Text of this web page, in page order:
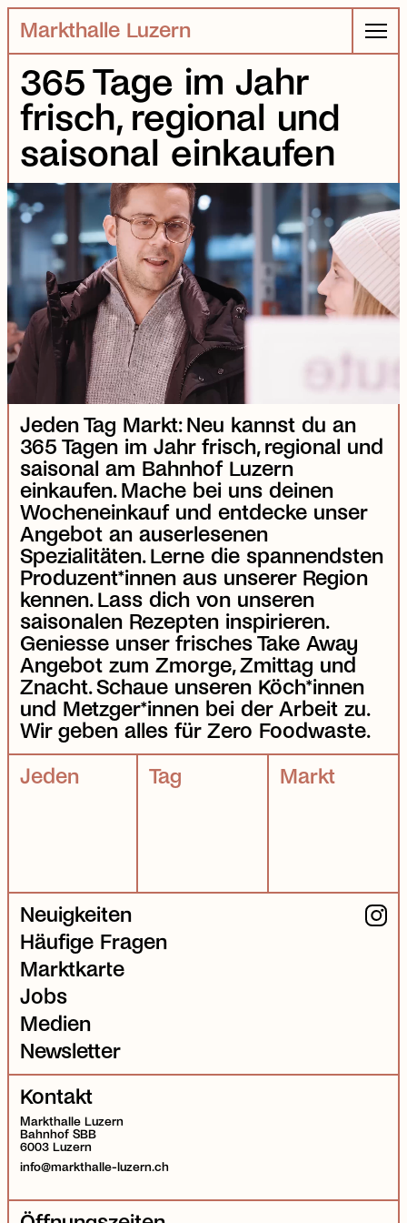
Markthalle Luzern
365 Tage im Jahr
frisch, regional und
saisonal einkaufen
Jeden Tag Markt: Neu kannst du an
365 Tagen im Jahr frisch, regional und
saisonal am Bahnhof Luzern
einkaufen. Mache bei uns deinen
Wocheneinkauf und entdecke unser
Angebot an auserlesenen
Spezialitäten. Lerne die spannendsten
Produzent*innen aus unserer Region
kennen. Lass dich von unseren
saisonalen Rezepten inspirieren.
Geniesse unser frisches Take Away
Angebot zum Zmorge, Zmittag und
Znacht. Schaue unseren Köch*innen
und Metzger*innen bei der Arbeit zu.
Wir geben alles für Zero Foodwaste.
Jeden Tag Markt
Neuigkeiten
Häufige Fragen
Marktkarte
Jobs
Medien
Newsletter
Kontakt
Markthalle Luzern
Bahnhof SBB
6003 Luzern
info@markthalle-luzern.ch